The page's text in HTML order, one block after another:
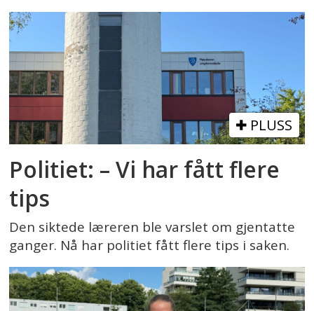
PLUSS
Politiet: – Vi har fått flere
tips
Den siktede læreren ble varslet om gjentatte
ganger. Nå har politiet fått flere tips i saken.